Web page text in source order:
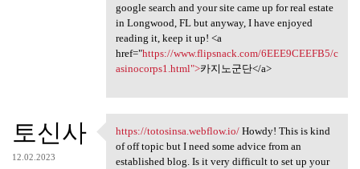
google search and your site came up for real estate
in Longwood, FL but anyway, I have enjoyed
reading it, keep it up! <a
href="https://www.flipsnack.com/6EEE9CEEFB5/c
asinocorps1.html">카지노군단</a>
토신사
12.02.2023
https://totosinsa.webflow.io/
https://totosinsa.webflow.io/Howdy! This is kind
of off topic but I need some advice from an
established blog. Is it very difficult to set up your